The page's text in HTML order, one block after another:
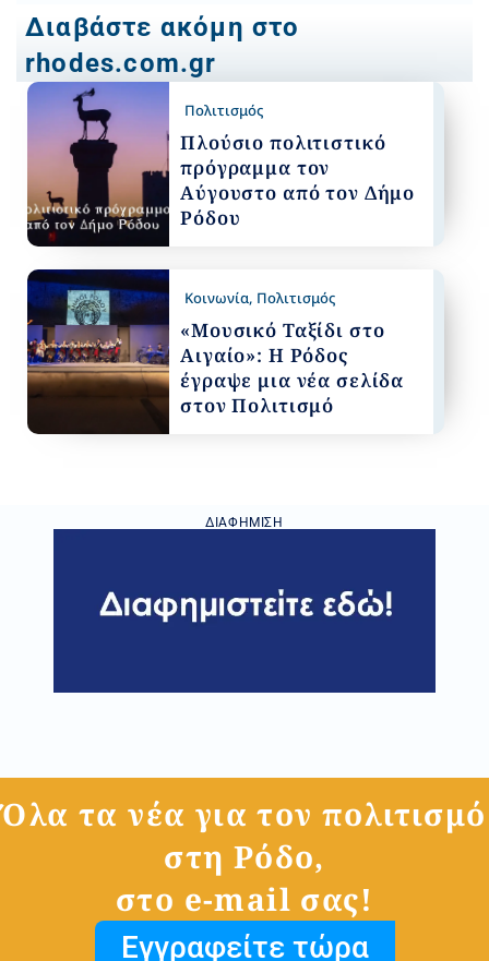
Διαβάστε ακόμη στο
rhodes.com.gr
Πολιτισμός
Πλούσιο πολιτιστικό
πρόγραμμα τον
Αύγουστο από τον Δήμο
Ρόδου
Κοινωνία, Πολιτισμός
«Μουσικό Ταξίδι στο
Αιγαίο»: Η Ρόδος
έγραψε μια νέα σελίδα
στον Πολιτισμό
ΔΙΑΦΉΜΙΣΗ
Όλα τα νέα για τον πολιτισμό
στη Ρόδο,
στο e-mail σας!
Εγγραφείτε τώρα